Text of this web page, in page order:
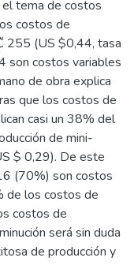
tema de costos
costos de
255 (US $0,44, tasa
son costos variables
de obra explica
que los costos de
casi un 38% del
de mini-
$ 0,29). De este
(70%) son costos
de los costos de
costos de
será sin duda
de producción y